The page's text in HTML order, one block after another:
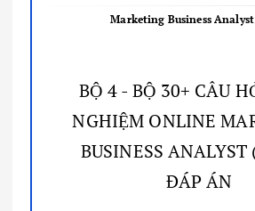
Marketing Business
BỘ 4 - BỘ 30+ CÂU
NGHIỆM ONLINE
BUSINESS ANALYST
ĐÁP ÁN